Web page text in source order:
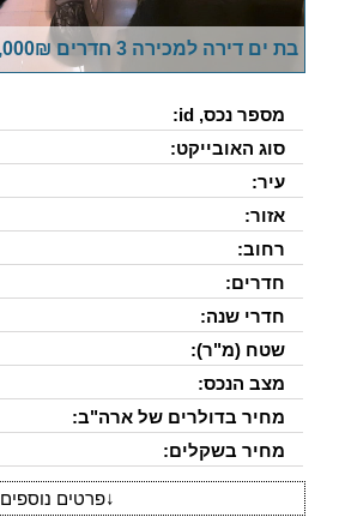
בת ים דירה למכירה 3 חדרים 1,650,000₪
מספר נכס, id:
סוג האובייקט:
עיר:
אזור:
רחוב:
חדרים:
חדרי שנה:
שטח (מ"ר):
מצב הנכס:
מחיר בדולרים של ארה"ב:
מחיר בשקלים:
↓פרטים נוספים